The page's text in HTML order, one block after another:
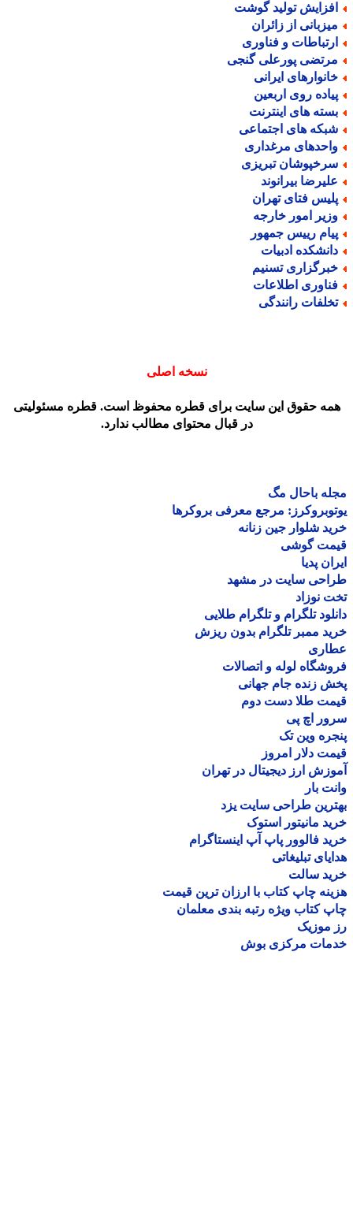
تولید گوشت
از زائران
و فناوری
پورعلی گنجی
ایرانی
روی اربعین
های اینترنت
های اجتماعی
مرغداری
تبریزی
بیرانوند
فتای تهران
امور خارجه
رییس جمهور
ادبیات
تسنیم
اطلاعات
رانندگی
نسخه اصلی
حقوق این سایت برای قطره محفوظ است. قطره مسئولیتی
در قبال محتوای مطالب ندارد.
باحال مگ
مرجع معرفی بروکرها
شلوار جین زنانه
گوشی
پدیا
سایت در مشهد
نوزاد
تلگرام و تلگرام طلایی
ممبر تلگرام بدون ریزش
لوله و اتصالات
زنده جام جهانی
طلا دست دوم
اچ پی
وین تک
دلار امروز
ارز دیجیتال در تهران
بار
طراحی سایت یزد
مانیتور استوک
فالوور پاپ آپ اینستاگرام
تبلیغاتی
سالت
چاپ کتاب با ارزان ترین قیمت
کتاب ویژه رتبه بندی معلمان
موزیک
مرکزی بوش